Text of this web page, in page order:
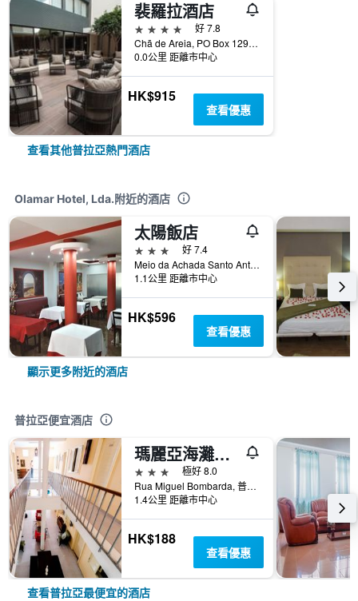
裴羅拉酒店
4星級
好 7.8
Chã de Areia, PO Box 129A, 普拉亞, 佛得角
0.0公里 距離市中心
HK$915
查看優惠
查看其他普拉亞熱門酒店
Olamar Hotel, Lda.附近的酒店
太陽飯店
3星級
好 7.4
Meio da Achada Santo Antonio, Rua Jardim Pimpão, 19, 普拉亞, 佛得角
1.1公里 距離市中心
HK$596
查看優惠
顯示更多附近的酒店
普拉亞便宜酒店
瑪麗亞海灘精品飯店
3星級
極好 8.0
Rua Miguel Bombarda, 普拉亞, 佛得角
1.4公里 距離市中心
HK$188
查看優惠
查看普拉亞最便宜的酒店